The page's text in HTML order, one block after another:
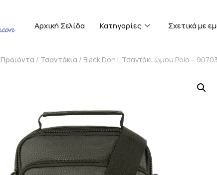
Αρχική Σελίδα Κατηγορίες Σχετικά με
Προϊόντα / Τσαντάκια / Black Don L Τσαντάκι ώμου Polo –